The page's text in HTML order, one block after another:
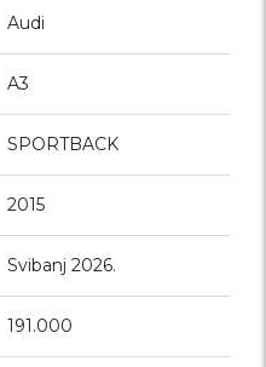
Audi
A3
SPORTBACK
2015
Svibanj 2026.
191.000